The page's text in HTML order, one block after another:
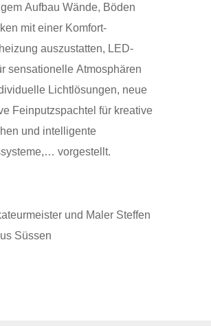
Aufbau Wände, Böden
mit einer Komfort-
auszustatten, LED-
sensationelle Atmosphären
Lichtlösungen, neue
Feinputzspachtel für kreative
und intelligente
vorgestellt.
und Maler Steffen
Süssen